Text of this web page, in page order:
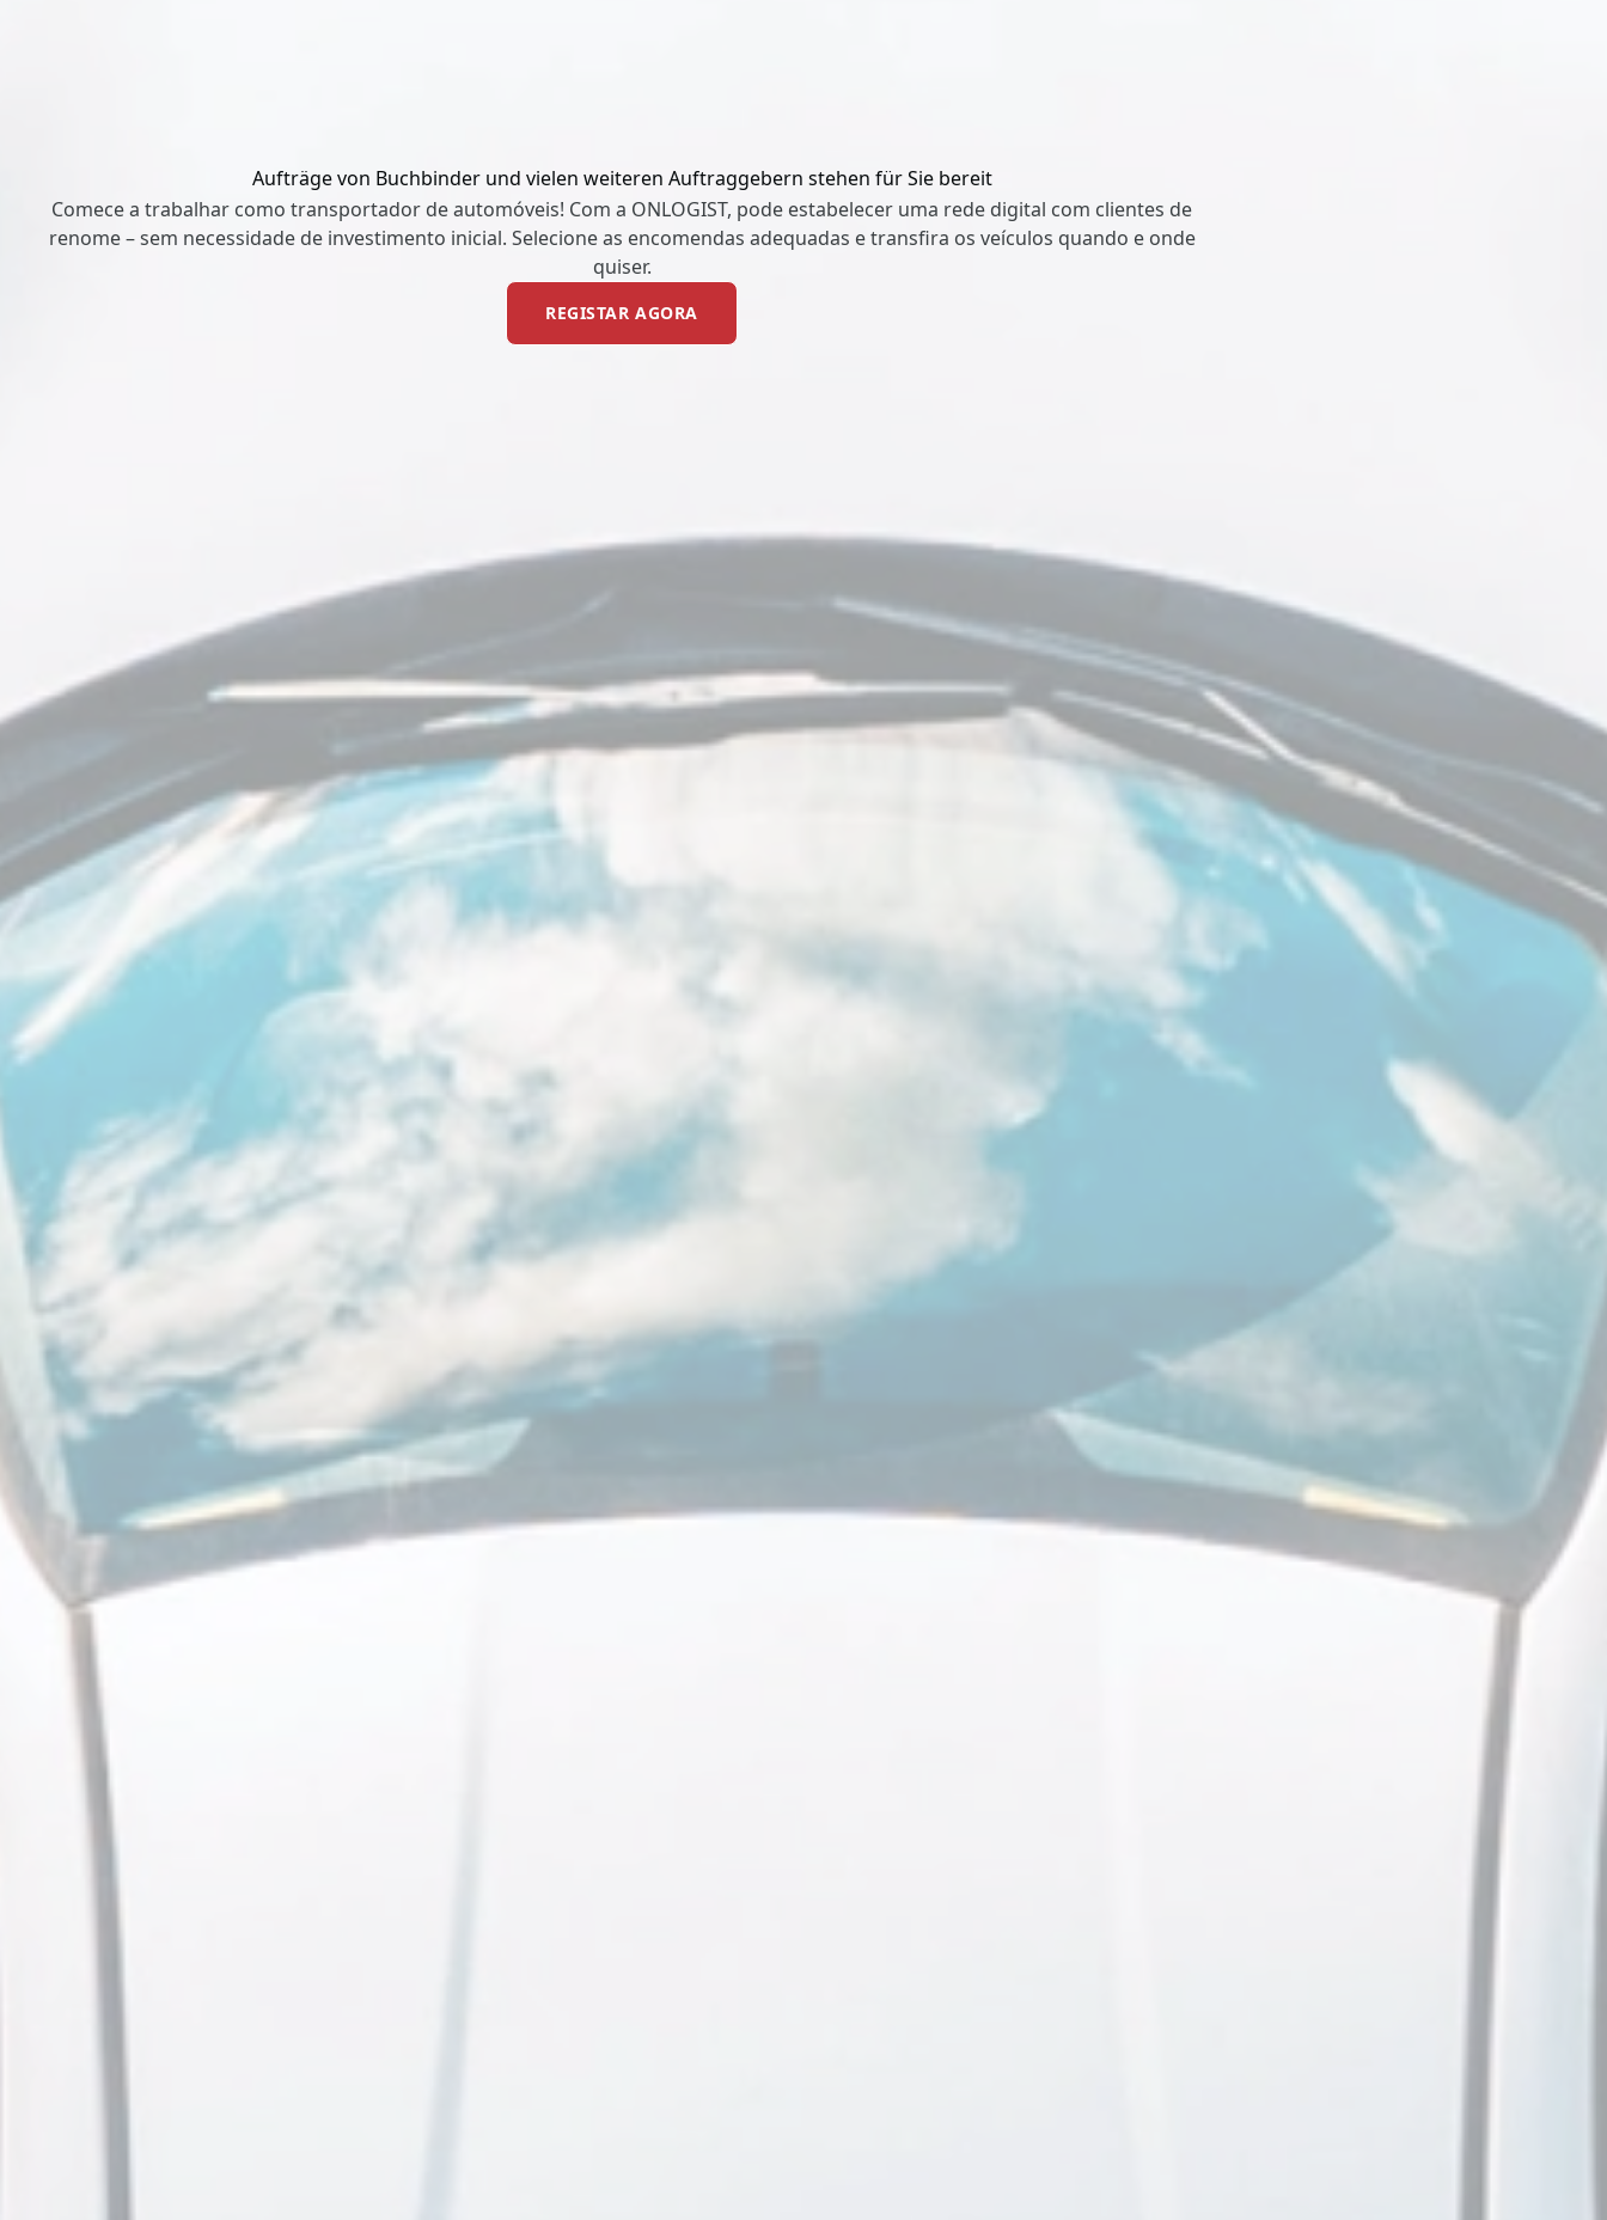
Aufträge von Buchbinder und vielen weiteren Auftraggebern stehen für Sie bereit
Comece a trabalhar como transportador de automóveis! Com a ONLOGIST, pode estabelecer uma rede digital com clientes de
renome – sem necessidade de investimento inicial. Selecione as encomendas adequadas e transfira os veículos quando e onde
quiser.
REGISTAR AGORA